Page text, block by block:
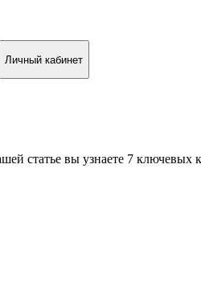
Личный кабинет
статье вы узнаете 7